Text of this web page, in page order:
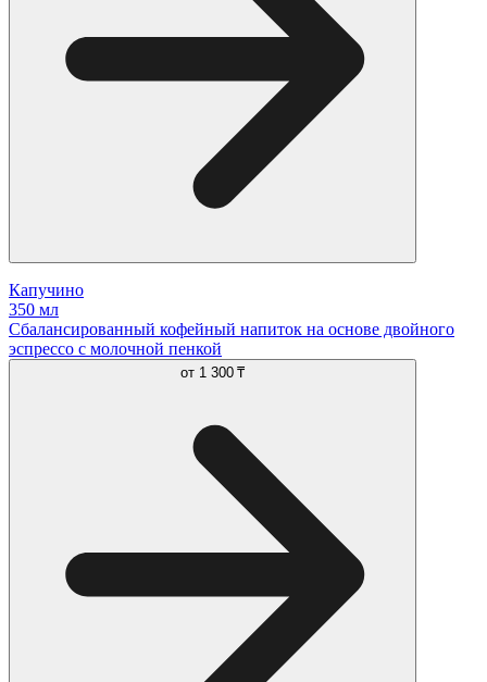
Капучино
350 мл
Сбалансированный кофейный напиток на основе двойного
эспрессо с молочной пенкой
от 1 300 ₸